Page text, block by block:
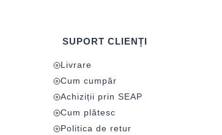
SUPORT CLIENȚI
Livrare
Cum cumpăr
Achiziții prin SEAP
Cum plătesc
Politica de retur